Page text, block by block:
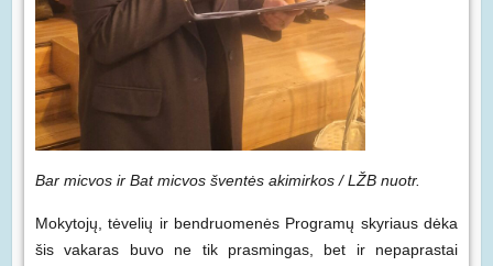
Bar micvos ir Bat micvos šventės akimirkos / LŽB nuotr.
Mokytojų, tėvelių ir bendruomenės Programų skyriaus dėka
šis vakaras buvo ne tik prasmingas, bet ir nepaprastai